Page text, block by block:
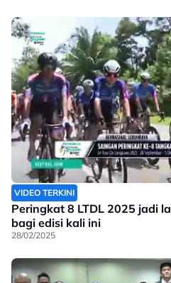
VIDEO TERKINI
Peringkat 8 LTDL 2025 jadi
bagi edisi kali ini
28/02/2025